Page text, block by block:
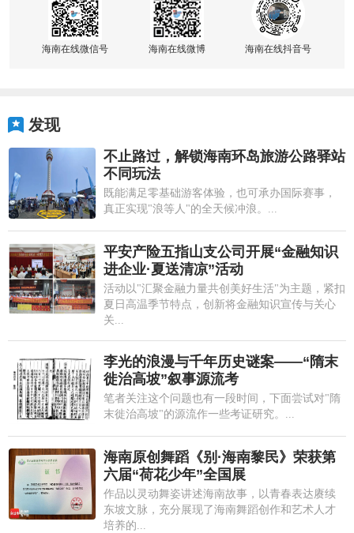
海南在线微信号 海南在线微博 海南在线抖音号
发现
不止路过，解锁海南环岛旅游公路驿站
不同玩法
既能满足零基础游客体验，也可承办国际赛事，
真正实现"浪等人"的全天候冲浪。...
平安产险五指山支公司开展“金融知识
进企业·夏送清凉”活动
活动以"汇聚金融力量共创美好生活"为主题，紧扣
夏日高温季节特点，创新将金融知识宣传与关心
关...
李光的浪漫与千年历史谜案——“隋末
徙治高坡”叙事源流考
笔者关注这个问题也有一段时间，下面尝试对"隋
末徙治高坡"的源流作一些考证研究。...
海南原创舞蹈《别·海南黎民》荣获第
六届“荷花少年”全国展
作品以灵动舞姿讲述海南故事，以青春表达赓续
东坡文脉，充分展现了海南舞蹈创作和艺术人才
培养的...